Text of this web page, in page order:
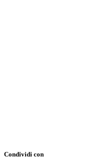
Condividi con